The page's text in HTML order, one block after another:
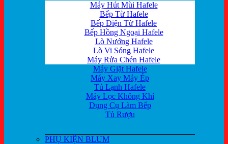
Máy Hút Mùi Hafele
Bếp Từ Hafele
Bếp Điện Từ Hafele
Bếp Hồng Ngoại Hafele
Lò Nướng Hafele
Lò Vi Sóng Hafele
Máy Rửa Chén Hafele
Máy Giặt Hafele
Máy Xay Máy Ép
Tủ Lạnh Hafele
Máy Lọc Không Khí
Dụng Cụ Làm Bếp
Tủ Rượu
PHỤ KIỆN BLUM